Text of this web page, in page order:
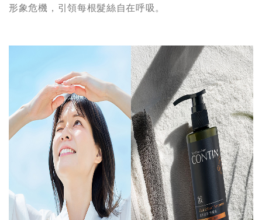
形象危機，引領每根髮絲自在呼吸。